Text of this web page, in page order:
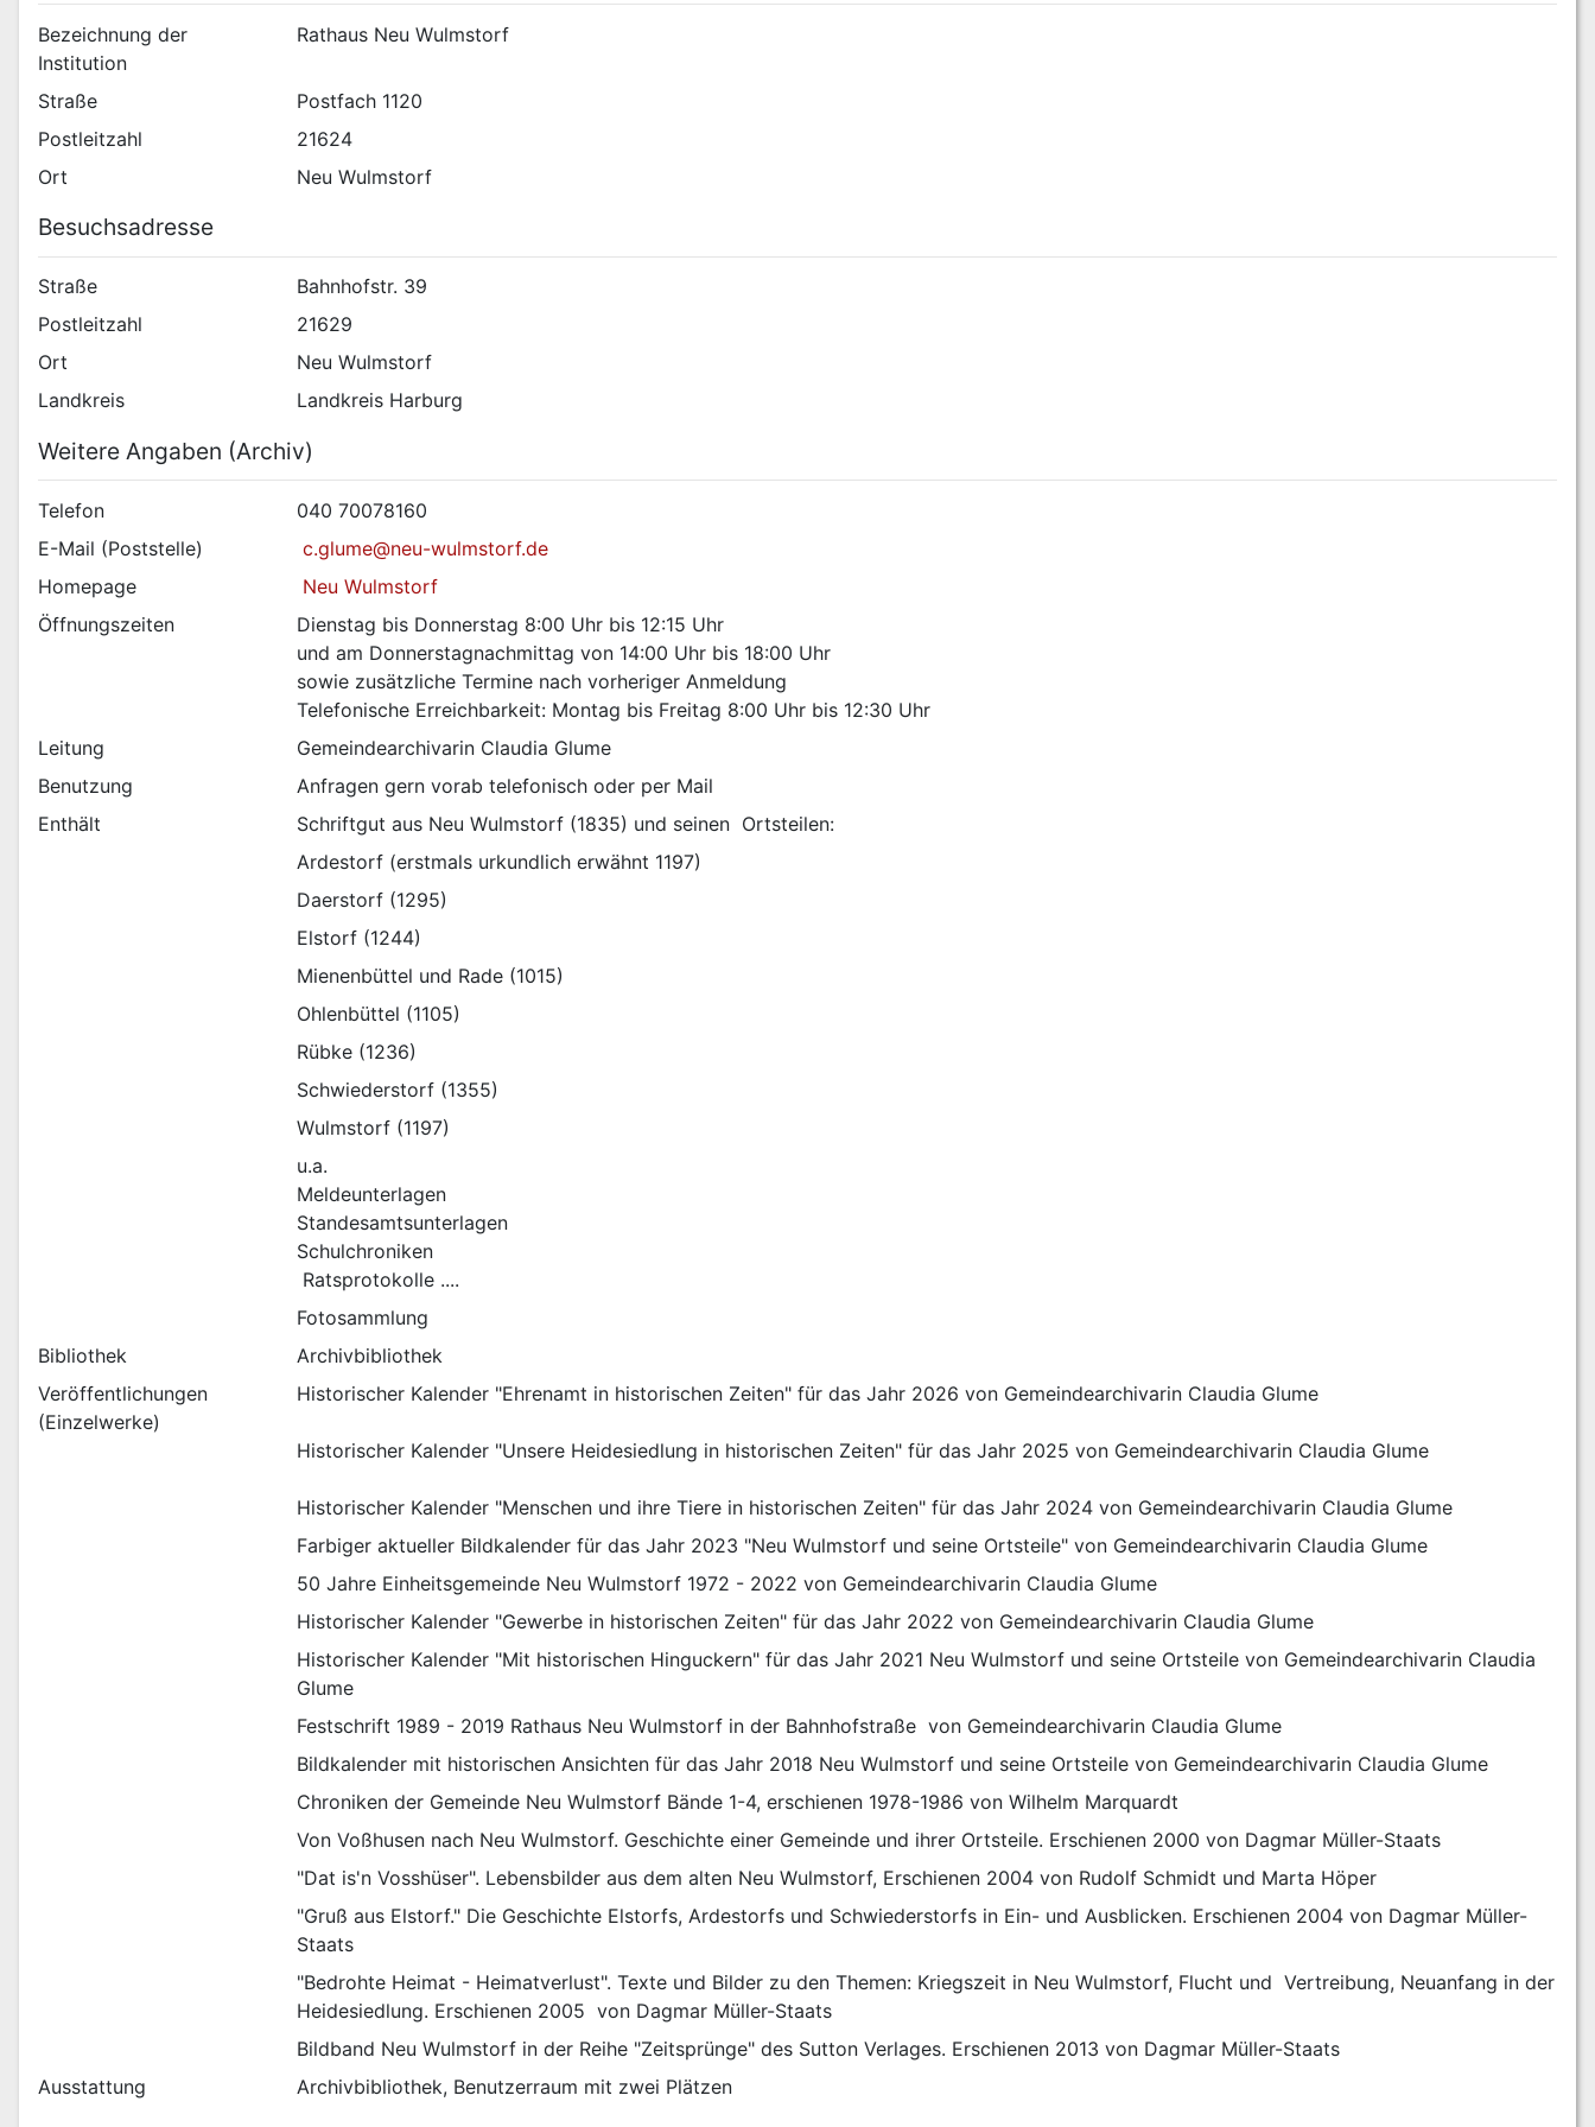
Bezeichnung der
Institution
Rathaus Neu Wulmstorf
Straße
Postfach 1120
Postleitzahl
21624
Ort
Neu Wulmstorf
Besuchsadresse
Straße
Bahnhofstr. 39
Postleitzahl
21629
Ort
Neu Wulmstorf
Landkreis
Landkreis Harburg
Weitere Angaben (Archiv)
Telefon
040 70078160
E-Mail (Poststelle)
c.glume@neu-wulmstorf.de
Homepage
Neu Wulmstorf
Öffnungszeiten
Dienstag bis Donnerstag 8:00 Uhr bis 12:15 Uhr
und am Donnerstagnachmittag von 14:00 Uhr bis 18:00 Uhr
sowie zusätzliche Termine nach vorheriger Anmeldung
Telefonische Erreichbarkeit: Montag bis Freitag 8:00 Uhr bis 12:30 Uhr
Leitung
Gemeindearchivarin Claudia Glume
Benutzung
Anfragen gern vorab telefonisch oder per Mail
Enthält
Schriftgut aus Neu Wulmstorf (1835) und seinen  Ortsteilen:
Ardestorf (erstmals urkundlich erwähnt 1197)
Daerstorf (1295)
Elstorf (1244)
Mienenbüttel und Rade (1015)
Ohlenbüttel (1105)
Rübke (1236)
Schwiederstorf (1355)
Wulmstorf (1197)
u.a.
Meldeunterlagen
Standesamtsunterlagen
Schulchroniken
Ratsprotokolle ....
Fotosammlung
Bibliothek
Archivbibliothek
Veröffentlichungen
(Einzelwerke)
Historischer Kalender "Ehrenamt in historischen Zeiten" für das Jahr 2026 von Gemeindearchivarin Claudia Glume
Historischer Kalender "Unsere Heidesiedlung in historischen Zeiten" für das Jahr 2025 von Gemeindearchivarin Claudia Glume
Historischer Kalender "Menschen und ihre Tiere in historischen Zeiten" für das Jahr 2024 von Gemeindearchivarin Claudia Glume
Farbiger aktueller Bildkalender für das Jahr 2023 "Neu Wulmstorf und seine Ortsteile" von Gemeindearchivarin Claudia Glume
50 Jahre Einheitsgemeinde Neu Wulmstorf 1972 - 2022 von Gemeindearchivarin Claudia Glume
Historischer Kalender "Gewerbe in historischen Zeiten" für das Jahr 2022 von Gemeindearchivarin Claudia Glume
Historischer Kalender "Mit historischen Hinguckern" für das Jahr 2021 Neu Wulmstorf und seine Ortsteile von Gemeindearchivarin Claudia
Glume
Festschrift 1989 - 2019 Rathaus Neu Wulmstorf in der Bahnhofstraße  von Gemeindearchivarin Claudia Glume
Bildkalender mit historischen Ansichten für das Jahr 2018 Neu Wulmstorf und seine Ortsteile von Gemeindearchivarin Claudia Glume
Chroniken der Gemeinde Neu Wulmstorf Bände 1-4, erschienen 1978-1986 von Wilhelm Marquardt
Von Voßhusen nach Neu Wulmstorf. Geschichte einer Gemeinde und ihrer Ortsteile. Erschienen 2000 von Dagmar Müller-Staats
"Dat is'n Vosshüser". Lebensbilder aus dem alten Neu Wulmstorf, Erschienen 2004 von Rudolf Schmidt und Marta Höper
"Gruß aus Elstorf." Die Geschichte Elstorfs, Ardestorfs und Schwiederstorfs in Ein- und Ausblicken. Erschienen 2004 von Dagmar Müller-
Staats
"Bedrohte Heimat - Heimatverlust". Texte und Bilder zu den Themen: Kriegszeit in Neu Wulmstorf, Flucht und  Vertreibung, Neuanfang in der
Heidesiedlung. Erschienen 2005  von Dagmar Müller-Staats
Bildband Neu Wulmstorf in der Reihe "Zeitsprünge" des Sutton Verlages. Erschienen 2013 von Dagmar Müller-Staats
Ausstattung
Archivbibliothek, Benutzerraum mit zwei Plätzen